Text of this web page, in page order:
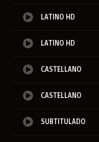
LATINO HD
LATINO HD
CASTELLANO
CASTELLANO
SUBTITULADO